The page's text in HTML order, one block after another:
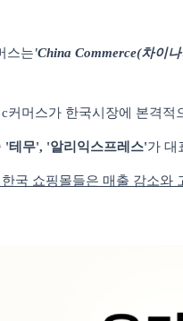
스는'China Commerce(차이
c커머스가 한국시장에 본격적
'테무', '알리익스프레스'가 대
국 쇼핑몰들은 매출 감소와